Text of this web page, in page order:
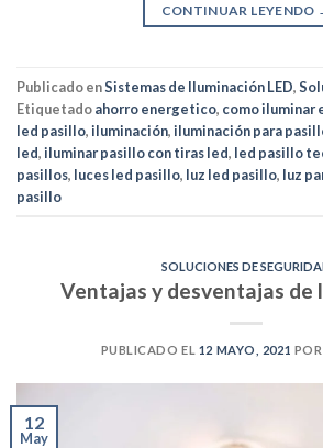
CONTINUAR LEYENDO
Publicado enSistemas de Iluminación LED,
Etiquetadoahorro energetico, como iluminar
led pasillo,iluminación,iluminación para
led,iluminar pasillo con tiras led, led pasillo
pasillos, luces led pasillo, luz led pasillo, luz
pasillo
SOLUCIONES DE
Ventajas y desventajas de
PUBLICADO EL 12 MAYO, 2021 POR
12
May